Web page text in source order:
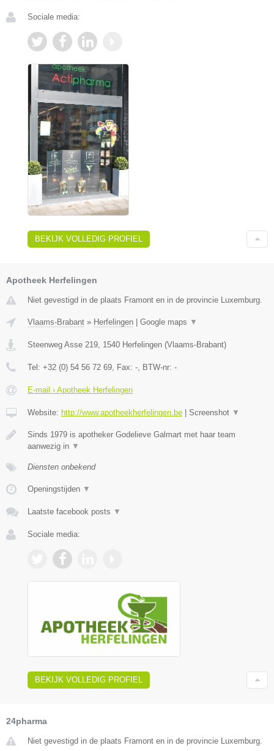
Sociale media:
BEKIJK VOLLEDIG PROFIEL
Apotheek Herfelingen
Niet gevestigd in de plaats Framont en in de provincie Luxemburg.
Vlaams-Brabant » Herfelingen Google maps ▼
Steenweg Asse 219 1540 Herfelingen (Vlaams-Brabant)
Tel: +32 (0) 54 56 72 69 , Fax: - , BTW-nr: -
E-mail › Apotheek Herfelingen
Website: http://www.apotheekherfelingen.be Screenshot ▼
Sinds 1979 is apotheker Godelieve Galmart met haar team
aanwezig in ▼
Diensten onbekend
Openingstijden ▼
Laatste facebook posts ▼
Sociale media:
BEKIJK VOLLEDIG PROFIEL
24pharma
Niet gevestigd in de plaats Framont en in de provincie Luxemburg.